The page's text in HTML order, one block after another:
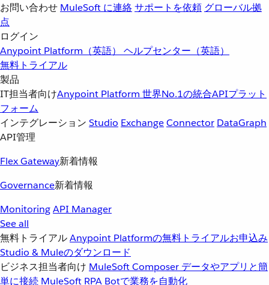
お問い合わせ MuleSoft に連絡サポートを依頼 グローバル拠
点
ログイン
Anypoint Platform（英語） ヘルプセンター（英語）
無料トライアル
製品
IT担当者向けAnypoint Platform 世界No.1の統合APIプラット
フォーム
インテグレーション Studio ExchangeConnector DataGraph
API管理
Flex Gateway新着情報
Governance新着情報
MonitoringAPI Manager
See all
無料トライアルAnypoint Platformの無料トライアルお申込み
Studio & Muleのダウンロード
ビジネス担当者向け MuleSoft Composer データやアプリと簡
単に接続 MuleSoft RPA Botで業務を自動化